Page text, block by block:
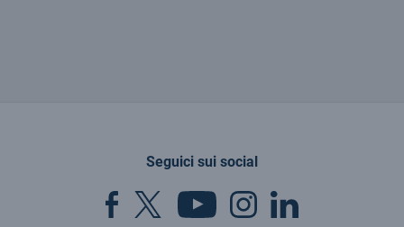
Seguici sui social